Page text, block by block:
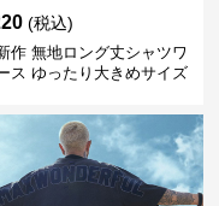
(税込)
作 無地ロング丈シャツワ
ス ゆったり大きめサイズ